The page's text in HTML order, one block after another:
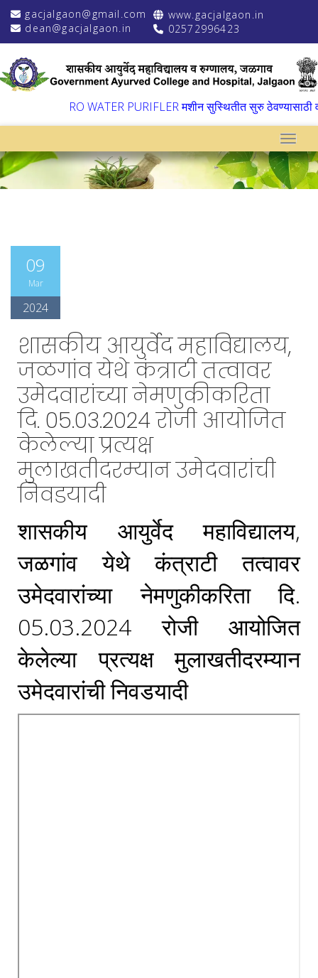
gacjalgaon@gmail.com
dean@gacjalgaon.in
www.gacjalgaon.in
02572996423
RO WATER PURIFLER मशीन सुस्थितीत सुरु ठेवण्यासाठी
09
Mar
2024
शासकीय आयुर्वेद महाविद्यालय,
जळगांव येथे कंत्राटी तत्वावर
उमेदवारांच्या नेमणुकीकरिता
दि. 05.03.2024 रोजी आयोजित
केलेल्या प्रत्यक्ष
मुलाखतीदरम्यान उमेदवारांची
निवडयादी
शासकीय आयुर्वेद महाविद्यालय,
जळगांव येथे कंत्राटी तत्वावर
उमेदवारांच्या नेमणुकीकरिता दि.
05.03.2024 रोजी आयोजित
केलेल्या प्रत्यक्ष मुलाखतीदरम्यान
उमेदवारांची निवडयादी